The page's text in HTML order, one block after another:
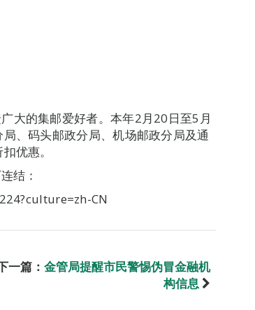
大的集邮爱好者。本年2月20日至5月
、码头邮政分局、机场邮政分局及通
优惠。
结：
CN
一篇： 金管局提醒市民警惕伪冒金融机
构信息